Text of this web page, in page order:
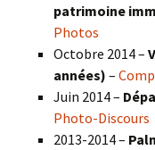
patrimoine
Photos
Octobre 2014 –
années) –
Juin 2014 –
Photo-Discours
2013-2014 –